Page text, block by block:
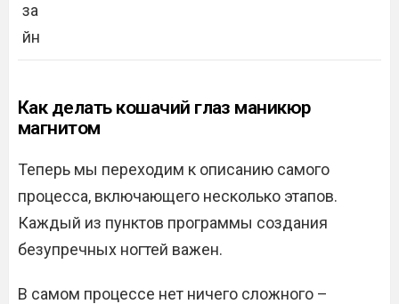
за
йн
Как делать кошачий глаз маникюр
магнитом
Теперь мы переходим к описанию самого
процесса, включающего несколько этапов.
Каждый из пунктов программы создания
безупречных ногтей важен.
В самом процессе нет ничего сложного –